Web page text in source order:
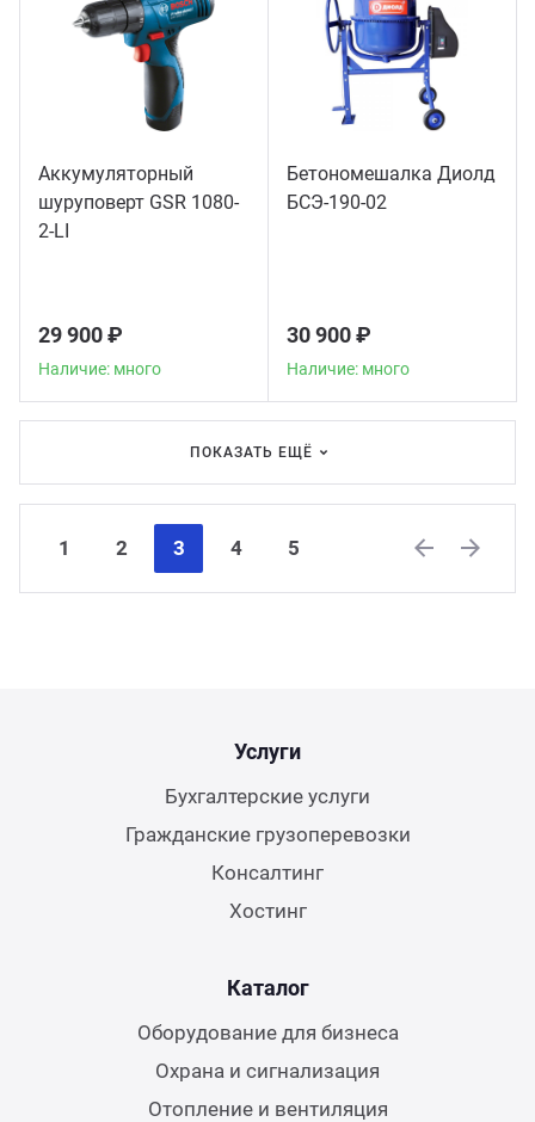
Аккумуляторный
шуруповерт GSR 1080-
2-LI
29 900 ₽
Наличие: много
Бетономешалка Диолд
БСЭ-190-02
30 900 ₽
Наличие: много
ПОКАЗАТЬ ЕЩЁ
1 2 3 4
5
Услуги
Бухгалтерские услуги
Гражданские грузоперевозки
Консалтинг
Хостинг
Каталог
Оборудование для бизнеса
Охрана и сигнализация
Отопление и вентиляция